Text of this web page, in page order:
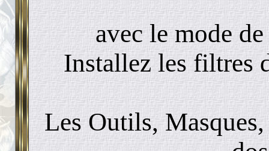
avec le mode
Installez les filtres
Les Outils,